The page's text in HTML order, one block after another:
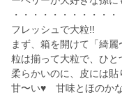
・・・・・・・・・・
フレッシュで大粒!!
まず、箱を開けて「綺麗
粒は揃って大粒で、ひ
柔らかいのに、皮には貼
甘〜い♥ 甘味とほのか